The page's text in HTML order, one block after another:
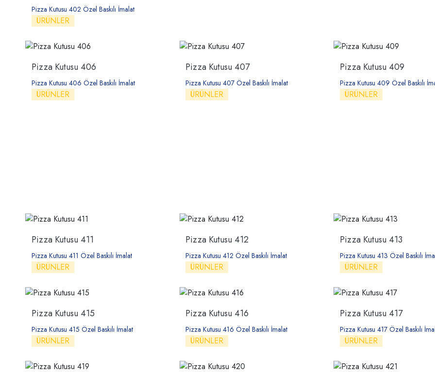
Pizza Kutusu 402 Özel Baskılı İmalat
ÜRÜNLER
Pizza Kutusu 406
Pizza Kutusu 406 Özel Baskılı İmalat
ÜRÜNLER
Pizza Kutusu 407
Pizza Kutusu 407 Özel Baskılı İmalat
ÜRÜNLER
Pizza Kutusu 409
Pizza Kutusu 409 Özel Baskılı
ÜRÜNLER
Pizza Kutusu 411
Pizza Kutusu 411 Özel Baskılı İmalat
ÜRÜNLER
Pizza Kutusu 412
Pizza Kutusu 412 Özel Baskılı İmalat
ÜRÜNLER
Pizza Kutusu 413
Pizza Kutusu 413 Özel Baskılı
ÜRÜNLER
Pizza Kutusu 415
Pizza Kutusu 415 Özel Baskılı İmalat
ÜRÜNLER
Pizza Kutusu 416
Pizza Kutusu 416 Özel Baskılı İmalat
ÜRÜNLER
Pizza Kutusu 417
Pizza Kutusu 417 Özel Baskılı
ÜRÜNLER